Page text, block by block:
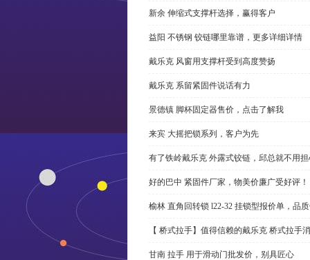
新余 伸缩式支撑杆选择，赢得客户
益阳 不锈钢 铰链哪里靠谱，更多详细详情
戴乐克 风窗用支撑杆受到高度赞扬
戴乐克 系留紧固件说话有力
景德镇 脚杯固定器售价，点击了解我
来宾 大摇把锁系列，客户为先
有了铁岭戴乐克 外露式铰链，邱总就不用
好的巴中 紧固件厂家，物美价廉广受好评！
榆林 直角回转锁 l22-32 挂锁型报价单，品
【 桥式拉手】值得信赖的戴乐克 桥式拉手
甘南 拉手 用于滑动门批发价，别具匠心